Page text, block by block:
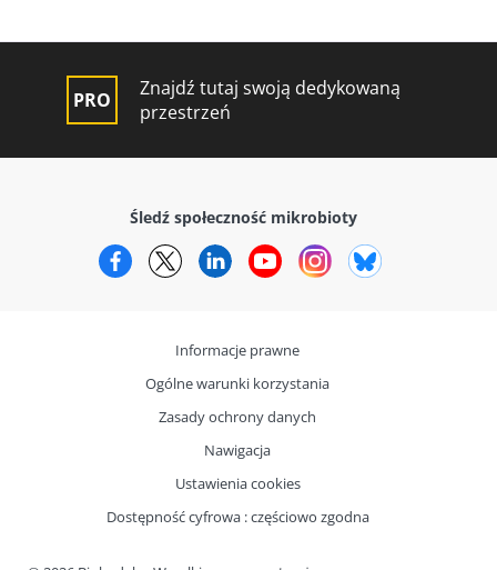
Znajdź tutaj swoją dedykowaną
przestrzeń
Śledź społeczność mikrobioty
FacebookTwitterLinkedInYouTubeInstagram
Informacje prawne
Ogólne warunki korzystania
Zasady ochrony danych
Nawigacja
Ustawienia cookies
Dostępność cyfrowa : częściowo zgodna